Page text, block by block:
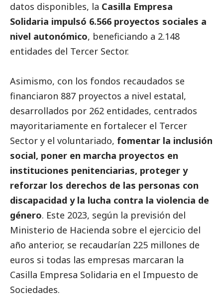
datos disponibles, la Casilla Empresa
Solidaria impulsó 6.566 proyectos sociales a
nivel autonómico, beneficiando a 2.148
entidades del Tercer Sector.
Asimismo, con los fondos recaudados se
financiaron 887 proyectos a nivel estatal,
desarrollados por 262 entidades, centrados
mayoritariamente en fortalecer el Tercer
Sector y el voluntariado, fomentar la inclusión
social, poner en marcha proyectos en
instituciones penitenciarias, proteger y
reforzar los derechos de las personas con
discapacidad y la lucha contra la violencia de
género. Este 2023, según la previsión del
Ministerio de Hacienda sobre el ejercicio del
año anterior, se recaudarían 225 millones de
euros si todas las empresas marcaran la
Casilla Empresa Solidaria en el Impuesto de
Sociedades.